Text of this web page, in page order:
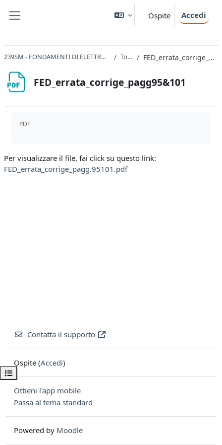
Ospite Accedi
Apri indice del corso
239SM - FONDAMENTI DI ELETTRODINAMICA 2019 Topic 2 FED_errata_corrige_pagg95&101
FED_errata_corrige_pagg95&101
PDF
Per visualizzare il file, fai click su questo link:
FED_errata_corrige_pagg.95101.pdf
Contatta il supporto
Ospite (Accedi)
Ottieni l'app mobile
Passa al tema standard
Powered by Moodle